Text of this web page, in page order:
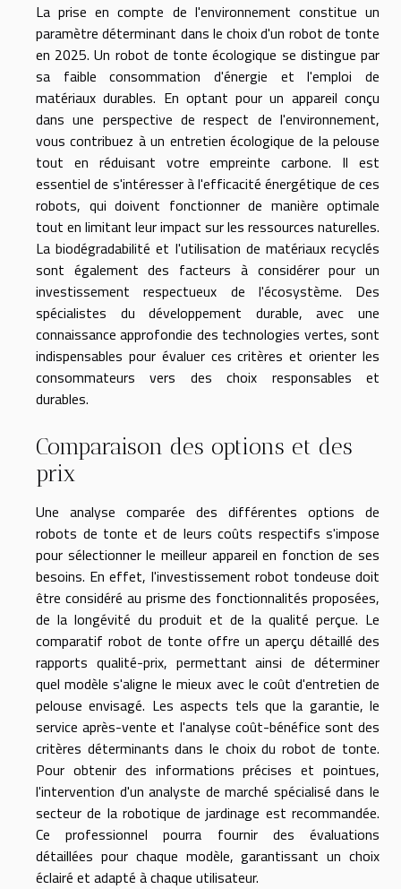
La prise en compte de l'environnement constitue un
paramètre déterminant dans le choix d'un robot de tonte
en 2025. Un robot de tonte écologique se distingue par
sa faible consommation d'énergie et l'emploi de
matériaux durables. En optant pour un appareil conçu
dans une perspective de respect de l'environnement,
vous contribuez à un entretien écologique de la pelouse
tout en réduisant votre empreinte carbone. Il est
essentiel de s'intéresser à l'efficacité énergétique de ces
robots, qui doivent fonctionner de manière optimale
tout en limitant leur impact sur les ressources naturelles.
La biodégradabilité et l'utilisation de matériaux recyclés
sont également des facteurs à considérer pour un
investissement respectueux de l'écosystème. Des
spécialistes du développement durable, avec une
connaissance approfondie des technologies vertes, sont
indispensables pour évaluer ces critères et orienter les
consommateurs vers des choix responsables et
durables.
Comparaison des options et des
prix
Une analyse comparée des différentes options de
robots de tonte et de leurs coûts respectifs s'impose
pour sélectionner le meilleur appareil en fonction de ses
besoins. En effet, l'investissement robot tondeuse doit
être considéré au prisme des fonctionnalités proposées,
de la longévité du produit et de la qualité perçue. Le
comparatif robot de tonte offre un aperçu détaillé des
rapports qualité-prix, permettant ainsi de déterminer
quel modèle s'aligne le mieux avec le coût d'entretien de
pelouse envisagé. Les aspects tels que la garantie, le
service après-vente et l'analyse coût-bénéfice sont des
critères déterminants dans le choix du robot de tonte.
Pour obtenir des informations précises et pointues,
l'intervention d'un analyste de marché spécialisé dans le
secteur de la robotique de jardinage est recommandée.
Ce professionnel pourra fournir des évaluations
détaillées pour chaque modèle, garantissant un choix
éclairé et adapté à chaque utilisateur.